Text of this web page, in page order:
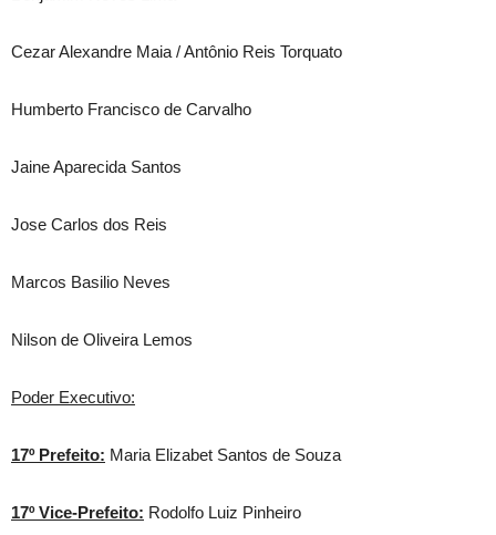
Cezar Alexandre Maia / Antônio Reis Torquato
Humberto Francisco de Carvalho
Jaine Aparecida Santos
Jose Carlos dos Reis
Marcos Basilio Neves
Nilson de Oliveira Lemos
Poder Executivo:
17º Prefeito: Maria Elizabet Santos de Souza
17º Vice-Prefeito: Rodolfo Luiz Pinheiro